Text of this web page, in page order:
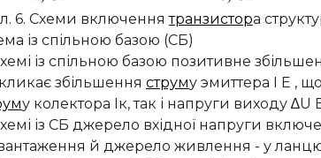
6. Схеми включеннятранзистора
із спільною базою (СБ)
із спільною базою позитивне
збільшення струму эмиттера I E ,
у колектора Iк, так і напруги виходу
із СБ джерело вхідної напруги
й джерело живлення - у